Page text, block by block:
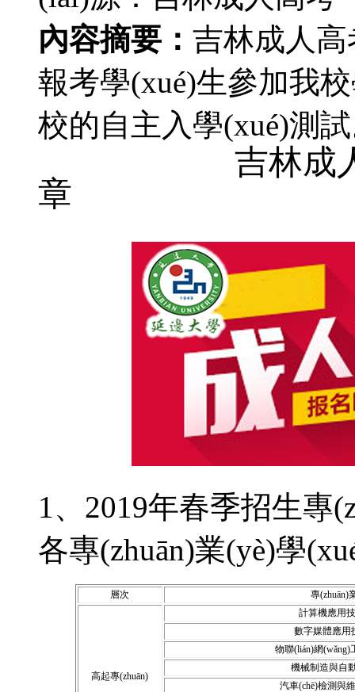
內容摘要： 吉林成人
報考學(xué)生參加我
校的自主入學(xué)測試
吉林成人高考
章
1、2019年春季招生專
各專(zhuān)業(yè)學
層次 專(zhuān)
高起專(zhuān)
計算機應用
數字媒體應用
物聯(lián)網(wǎng)
機械制造與自
汽車(chē)檢測與